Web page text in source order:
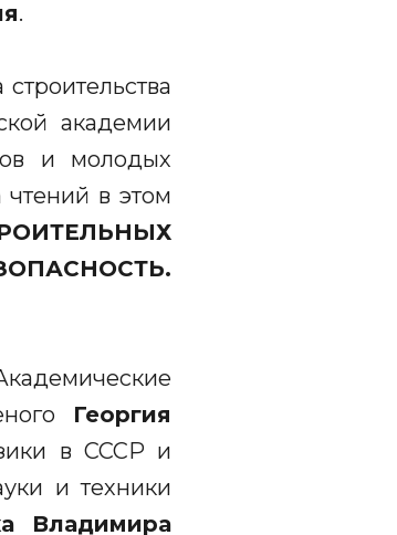
.
академии
и молодых
чтений в этом
Георгия
в СССР и
и техники
Владимира